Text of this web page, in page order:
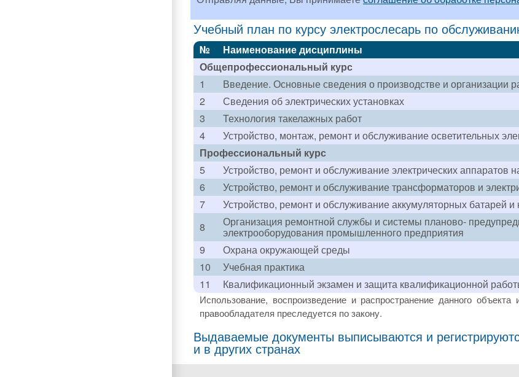
Учебный план по курсу электрослесарь по
№ Наименование дисциплины
Общепрофессиональный курс
1
Введение. Основные сведения о производстве и организации
2
Сведения об электрических установках
3
Технология такелажных работ
4
Устройство, монтаж, ремонт и обслуживание осветительных
Профессиональный курс
5
Устройство, ремонт и обслуживание электрических аппаратов
6
Устройство, ремонт и обслуживание трансформаторов и
7
Устройство, ремонт и обслуживание аккумуляторных батарей
8
Организация ремонтной службы и системы планово-
электрооборудования промышленного предприятия
9
Охрана окружающей среды
10
Учебная практика
11
Квалификационный экзамен и защита квалификационной
Использование, воспроизведение и распространение данного
правообладателя преследуется по закону.
Выдаваемые документы выписываются и
и в других странах